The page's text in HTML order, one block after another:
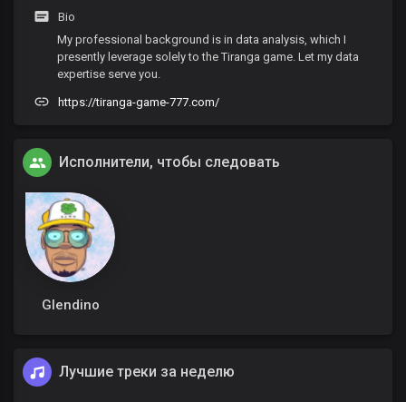
Bio
My professional background is in data analysis, which I
presently leverage solely to the Tiranga game. Let my data
expertise serve you.
https://tiranga-game-777.com/
Исполнители, чтобы следовать
Glendino
Лучшие треки за неделю